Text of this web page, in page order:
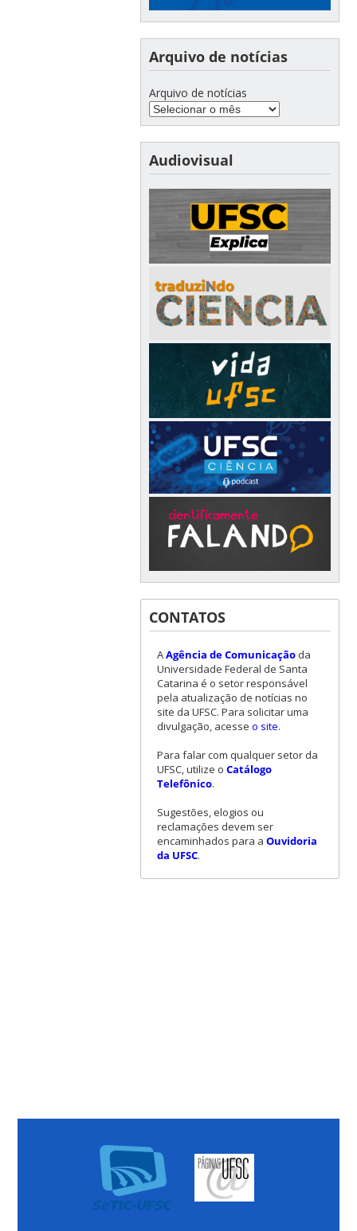
Arquivo de notícias
Arquivo de notícias
Audiovisual
CONTATOS
AAgência de Comunicaçãoda
Universidade Federal de Santa
Catarina é o setor responsável
pela atualização de notícias no
site da UFSC. Para solicitar uma
divulgação, acesse o site.
Para falar com qualquer setor da
UFSC, utilize o Catálogo
Telefônico.
Sugestões, elogios ou
reclamações devem ser
encaminhados para a Ouvidoria
da UFSC.